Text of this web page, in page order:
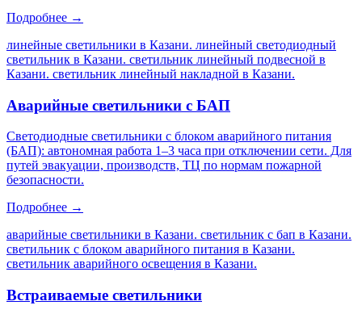
Подробнее →
линейные светильники в Казани. линейный светодиодный
светильник в Казани. светильник линейный подвесной в
Казани. светильник линейный накладной в Казани.
Аварийные светильники с БАП
Светодиодные светильники с блоком аварийного питания
(БАП): автономная работа 1–3 часа при отключении сети. Для
путей эвакуации, производств, ТЦ по нормам пожарной
безопасности.
Подробнее →
аварийные светильники в Казани. светильник с бап в Казани.
светильник с блоком аварийного питания в Казани.
светильник аварийного освещения в Казани.
Встраиваемые светильники